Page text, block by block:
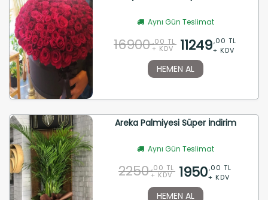
Aynı Gün Teslimat
16900 ,00 TL
+ KDV 11249,00 TL
+ KDV
HEMEN AL
Areka Palmiyesi Süper İndirim
Aynı Gün Teslimat
2250 ,00 TL
+ KDV 1950,00 TL
+ KDV
HEMEN AL